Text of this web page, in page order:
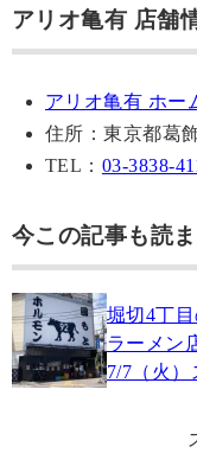
アリオ亀有 店舗
アリオ亀有 ホー
住所：東京都葛
TEL： 03-3838-
今この記事も読
堀切4丁
ラーメン
7/7（火）